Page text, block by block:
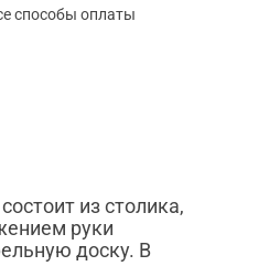
способы оплаты
из столика,
руки
доску. В